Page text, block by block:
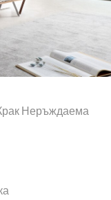
Неръждаема